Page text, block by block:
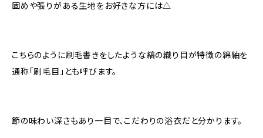
固めや張りがある生地をお好きな方には△
こちらのように刷毛書きをしたような縞の織り目が特徴の綿紬を
通称「刷毛目」とも呼びます。
節の味わい深さもあり一目で、こだわりの浴衣だと分かります。